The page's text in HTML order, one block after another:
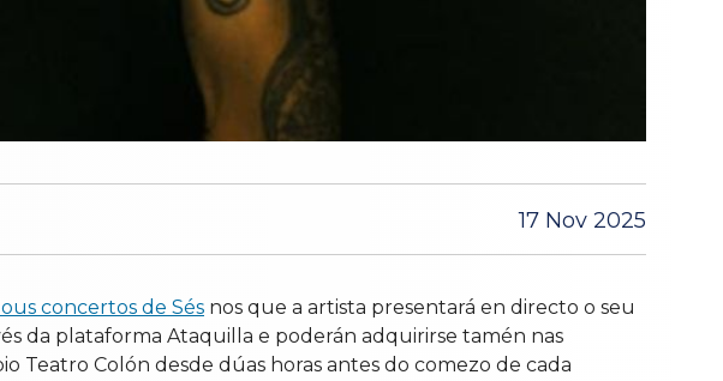
17 Nov 2025
concertos de Sés nos que a artista presentará en directo o seu
da plataforma Ataquilla e poderán adquirirse tamén nas
Teatro Colón desde dúas horas antes do comezo de cada